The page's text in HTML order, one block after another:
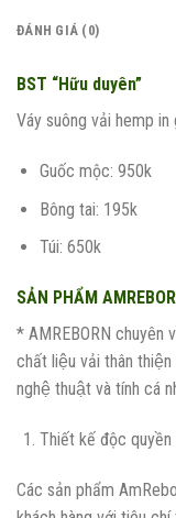
ĐÁNH GIÁ (0)
BST “Hữu duyên”
Váy suông vải hemp
Guốc mộc: 950k
Bông tai: 195k
Túi: 650k
SẢN PHẨM
* AMREBORN chuyên
chất liệu vải thân
nghệ thuật và tính cá
Thiết kế độc quyền
Các sản phẩm